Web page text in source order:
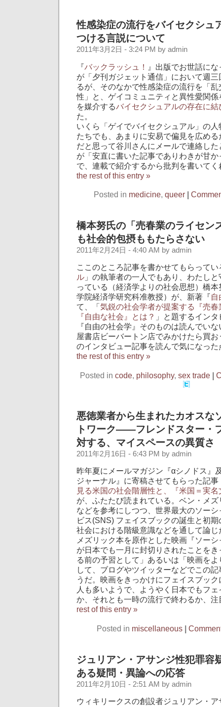
性感染症の流行をバイセクシュ
つける言説について
2011年3月2日 - 3:24 PM by admin
『バックラッシュ！
』出版でお世話に
が「夕刊ガジェット通信」において週
るが、そのなかで性感染症の流行を「
性」と、ゲイコミュニティと異性愛関
を媒介するバイセクシュアルの存在に結
た。
いくら「ゲイでバイセクシュアル」の
たちでも、あまりに安易で偏見を広め
だと思って谷川さんにメールで連絡し
が「安直に書いた記事でありわきが甘
で、連載で紹介するから批判を書いて
the rest of this entry »
Posted in medicine, queer |
橋本努氏の「売春業のライセン
も社会的包摂ももたらさない
2011年2月24日 - 4:40 AM by admin
ここのところ記事を書かせてもらってい
ル 」の執筆者の一人でもあり、わたし
っている（経済学よりの社会思想）橋
学院経済学研究科准教授）が、新著『自
て、「 気鋭の社会学者が提案する『売
『自由な社会』とは？ 」と題するイン
『自由の社会学』そのものは読んでい
屋書店ビーバートン店でみかけたら買
のインタビュー記事を読んで気になっ
the rest of this entry »
Posted in code, philosophy, sex trade |
悪徳業者から生まれたカオスな
トワーク――フレンドスター・
対する、マイスペースの異質さ
2011年2月16日 - 6:43 PM by admin
昨年夏にメールマガジン『αシノドス』
ジャーナル』に寄稿させてもらった記事
見る米国の社会階層性と、『米国＝実
が、ふたたび読まれている。ベン・メ
などを参考にしつつ、世界最大のソー
ビス(SNS) フェイスブックの誕生と初
社会における階級意識などを通して論
メズリック本を原作とした映画『ソー
が日本でも一月に封切りされたことを
る前の予習として」あるいは「映画を
して、ブログやツイッターなどでこの
うだ。映画をきっかけにフェイスブッ
人も多いようで、ようやく日本でもフ
か、それとも一時の流行で終わるか、
rest of this entry »
Posted in miscellaneous |
ジュリアン・アサンジ性犯罪容
ある疑問・異論への応答
2011年2月10日 - 2:51 AM by admin
ウィキリークスの創設者ジュリアン・